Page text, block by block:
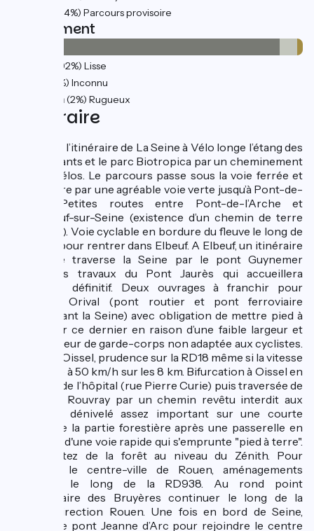
(54%) Parcours provisoire
Revêtement
(92%) Lisse
(6%) Inconnu
0.99km(2%) Rugueux
L'itinéraire
De Poses, l’itinéraire de La Seine à Vélo longe l’étang des
Deux Amants et le parc Biotropica par un cheminement
piétons/vélos. Le parcours passe sous la voie ferrée et
longe l’Eure par une agréable voie verte jusqu’à Pont-de-
l’Arche. Petites routes entre Pont-de-l’Arche et
Criquebeuf-sur-Seine (existence d’un chemin de terre
sur 800m). Voie cyclable en bordure du fleuve le long de
la RD921 pour rentrer dans Elbeuf. A Elbeuf, un itinéraire
provisoire traverse la Seine par le pont Guynemer
durant les travaux du Pont Jaurès qui accueillera
l’itinéraire définitif. Deux ouvrages à franchir pour
rejoindre Orival (pont routier et pont ferroviaire
surplombant la Seine) avec obligation de mettre pied à
terre pour ce dernier en raison d’une faible largeur et
d’une hauteur de garde-corps non adaptée aux cyclistes.
D’Orival à Oissel, prudence sur la RD18 même si la vitesse
est limitée à 50 km/h sur les 8 km. Bifurcation à Oissel en
direction de l’hôpital (rue Pierre Curie) puis traversée de
La Londe Rouvray par un chemin revêtu interdit aux
véhicules, dénivelé assez important sur une courte
section de la partie forestière après une passerelle en
surplomb d'une voie rapide qui s'emprunte "pied à terre".
Vous sortez de la forêt au niveau du Zénith. Pour
rejoindre le centre-ville de Rouen, aménagements
cyclables le long de la RD938. Au rond point
rectangulaire des Bruyères continuer le long de la
RD938, direction Rouen. Une fois en bord de Seine,
prendre le pont Jeanne d’Arc pour rejoindre le centre